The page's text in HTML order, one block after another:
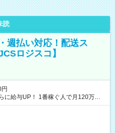
読
週払い対応！配送ス
ロジスコ】
に給与UP！ 1番稼ぐ人で月120万ほ
収50万
元建築関係 1日150個配達×25日勤務